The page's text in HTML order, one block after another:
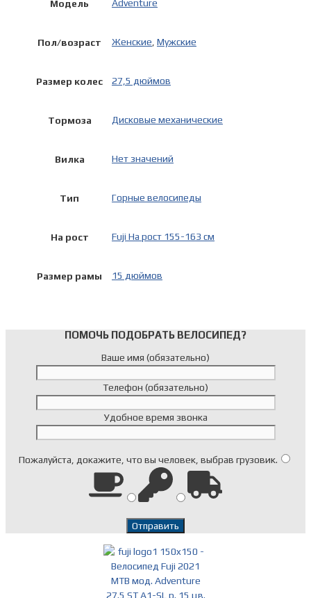
Модель Adventure
Пол/возраст Женские Мужские
Размер колес 27,5 дюймов
Тормоза Дисковые механические
Вилка Нет значений
Тип Горные велосипеды
На рост Fuji На рост 155-163 см
Размер рамы 15 дюймов
ПОМОЧЬ ПОДОБРАТЬ ВЕЛОСИПЕД?
Ваше имя (обязательно)
Телефон (обязательно)
Удобное время звонка
Пожалуйста, докажите, что вы человек, выбрав грузовик.